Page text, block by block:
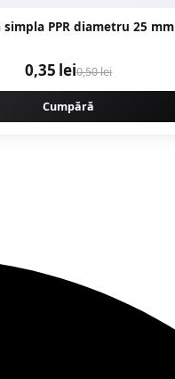
Clema simpla PPR diametru 25 mm
0,35 lei0,50 lei
Cumpără